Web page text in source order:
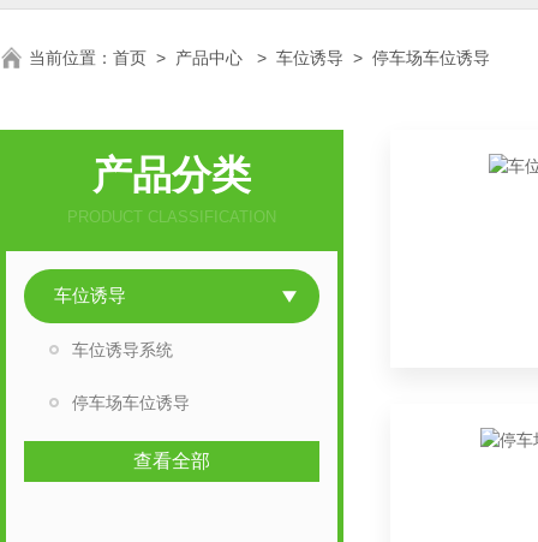
当前位置： 首页 > 产品中心 > 车位诱导 > 停车场车位诱导
产品分类
PRODUCT CLASSIFICATION
车位诱导
车位诱导系统
停车场车位诱导
查看全部